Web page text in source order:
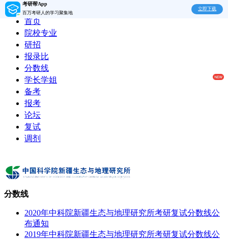
考研帮App
百万考研人的学习聚集地
立即下载
首页
院校专业
研招
报录比
分数线
学长学姐
备考
报考
论坛
复试
调剂
分数线
2020年中科院新疆生态与地理研究所考研复试分数线公
布通知
2019年中科院新疆生态与地理研究所考研复试分数线公